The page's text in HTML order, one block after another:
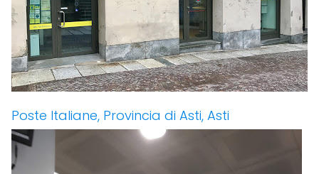
Poste Italiane, Provincia di Asti, Asti